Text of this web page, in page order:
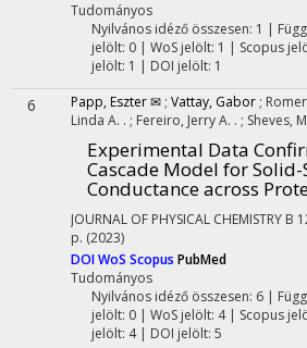
Tudományos
Nyilvános idéző összesen: 1 |
jelölt: 0 | WoS jelölt: 1 | Scopus
jelölt: 1 | DOI jelölt: 1
6 Papp, Eszter ✉ ; Vattay, Gabor ;
Linda A. . ; Fereiro, Jerry A. . ; Sheves,
Experimental Data
Cascade Model for Solid-
Conductance across
JOURNAL OF PHYSICAL CHEMISTRY B
p. (2023)
DOIWoS Scopus PubMed
Tudományos
Nyilvános idéző összesen: 6|
jelölt: 0 | WoS jelölt: 4 | Scopus
jelölt: 4 | DOI jelölt: 5